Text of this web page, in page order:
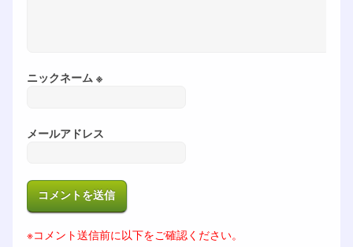
ニックネーム ※
メールアドレス
※コメント送信前に以下をご確認ください。